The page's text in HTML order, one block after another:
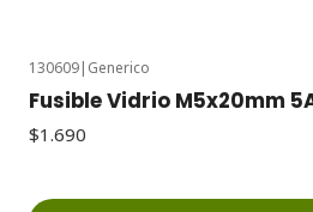
130609| Generico
Fusible Vidrio M5x20mm
$1.690